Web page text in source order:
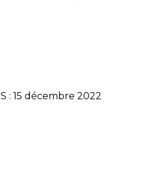
: 15 décembre 2022